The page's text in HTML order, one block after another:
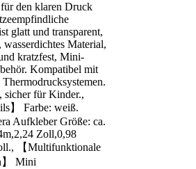
den klaren Druck
glatt und transparent,
wasserdichtes Material,
kratzfest, Mini-
Kompatibel mit
für Kinder.,
】 Farbe: weiß.
Aufkleber Größe: ca.
Zoll,0,98
【Multifunktionale
】 Mini